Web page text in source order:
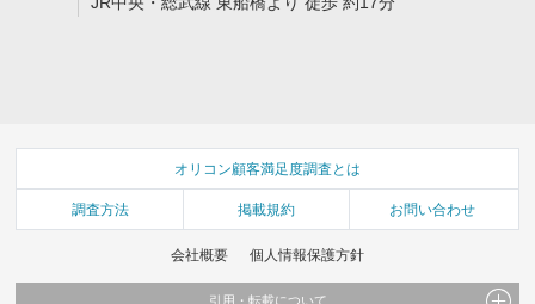
オリコン顧客満足度調査とは
調査方法 掲載規約 お問い合わせ
会社概要 個人情報保護方針
引用・転載について